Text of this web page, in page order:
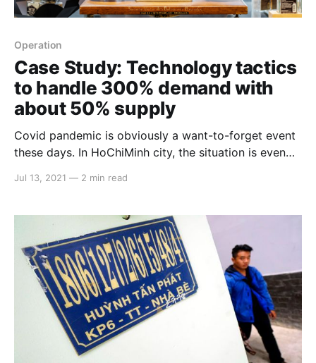
Operation
Case Study: Technology tactics
to handle 300% demand with
about 50% supply
Covid pandemic is obviously a want-to-forget event
these days. In HoChiMinh city, the situation is even
foreseeable result, delivery demand peak in our
dropped up-to 50% at early days of the event. The
Jul 13, 2021 — 2 min read